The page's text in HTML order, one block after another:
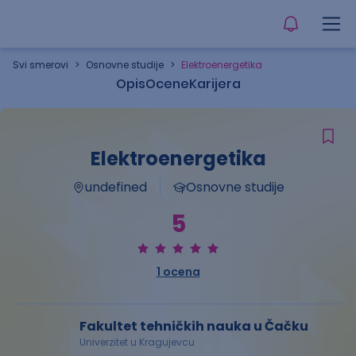
Svi smerovi > Osnovne studije > Elektroenergetika
OpisOceneKarijera
Elektroenergetika
undefined Osnovne studije
5
1 ocena
Fakultet tehničkih nauka u Čačku
Univerzitet u Kragujevcu